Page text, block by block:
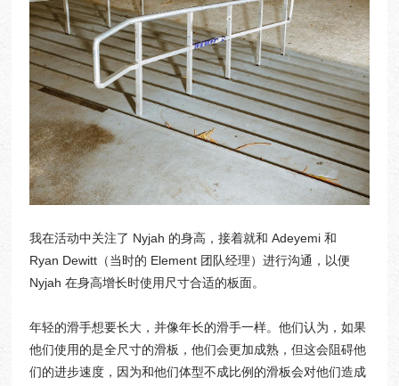
我在活动中关注了 Nyjah 的身高，接着就和 Adeyemi 和
Ryan Dewitt（当时的 Element 团队经理）进行沟通，以便
Nyjah 在身高增长时使用尺寸合适的板面。
年轻的滑手想要长大，并像年长的滑手一样。他们认为，如果
他们使用的是全尺寸的滑板，他们会更加成熟，但这会阻碍他
们的进步速度，因为和他们体型不成比例的滑板会对他们造成